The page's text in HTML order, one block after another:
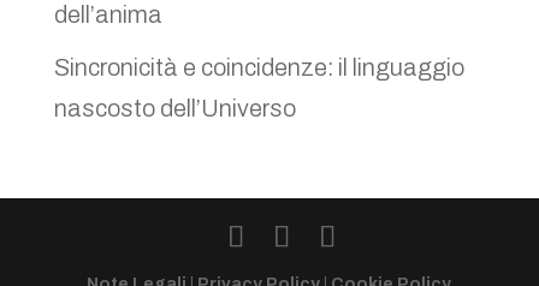
dell’anima
Sincronicità e coincidenze: il linguaggio
nascosto dell’Universo